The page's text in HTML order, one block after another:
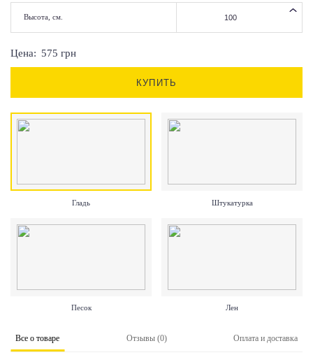
Высота, см.
Цена: 575 грн
КУПИТЬ
Гладь Штукатурка
Песок Лен
Все о товаре Отзывы (0) Оплата и доставка